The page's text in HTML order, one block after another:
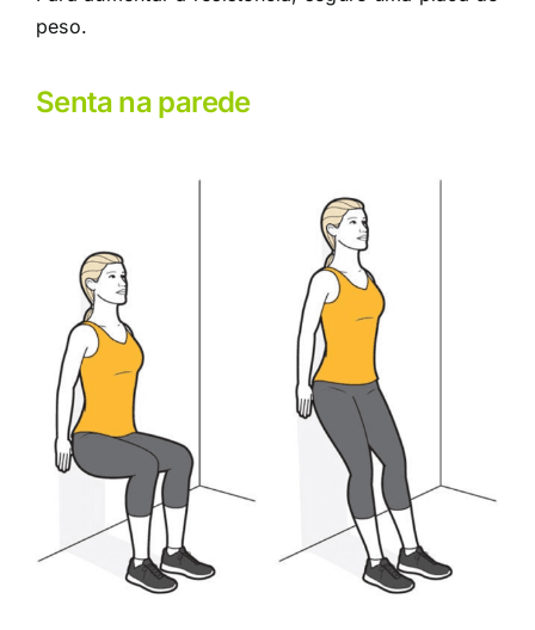
peso.
Senta na parede